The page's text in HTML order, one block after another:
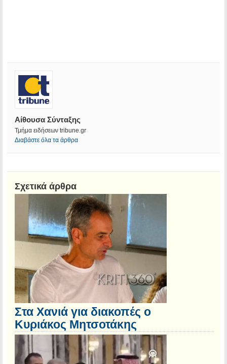
Αίθουσα Σύνταξης
Τμήμα ειδήσεων tribune.gr
Διαβάστε όλα τα άρθρα
Σχετικά άρθρα
Στα Χανιά για διακοπές ο
Κυριάκος Μητσοτάκης